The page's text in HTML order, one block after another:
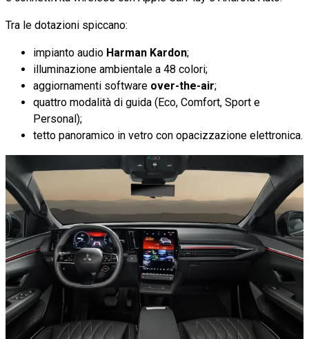
Tra le dotazioni spiccano:
impianto audio Harman Kardon;
illuminazione ambientale a 48 colori;
aggiornamenti software over-the-air;
quattro modalità di guida (Eco, Comfort, Sport e
Personal);
tetto panoramico in vetro con opacizzazione elettronica.